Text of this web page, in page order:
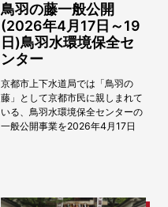
鳥羽の藤一般公開
(2026年4月17日～19
日)鳥羽水環境保全セ
ンター
京都市上下水道局では「鳥羽の
藤」として京都市民に親しまれて
いる、鳥羽水環境保全センターの
一般公開事業を2026年4月17日